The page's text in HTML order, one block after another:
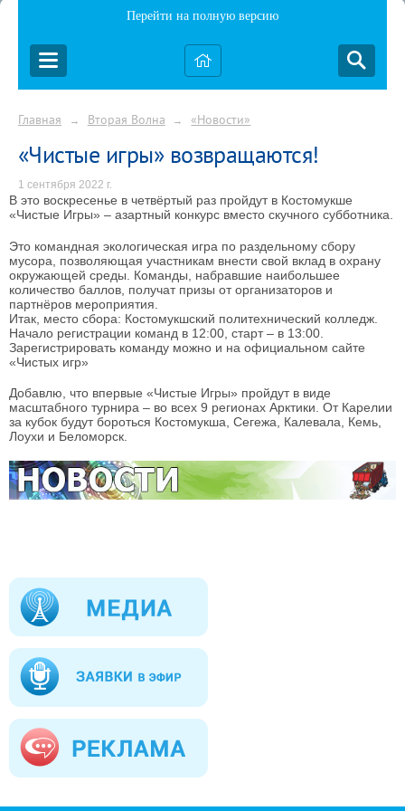
Перейти на полную версию
Главная → Вторая Волна → «Новости»
«Чистые игры» возвращаются!
1 сентября 2022 г.
В это воскресенье в четвёртый раз пройдут в Костомукше
«Чистые Игры» – азартный конкурс вместо скучного субботника.
Это командная экологическая игра по раздельному сбору
мусора, позволяющая участникам внести свой вклад в охрану
окружающей среды. Команды, набравшие наибольшее
количество баллов, получат призы от организаторов и
партнёров мероприятия.
Итак, место сбора: Костомукшский политехнический колледж.
Начало регистрации команд в 12:00, старт – в 13:00.
Зарегистрировать команду можно и на официальном сайте
«Чистых игр»
Добавлю, что впервые «Чистые Игры» пройдут в виде
масштабного турнира – во всех 9 регионах Арктики. От Карелии
за кубок будут бороться Костомукша, Сегежа, Калевала, Кемь,
Лоухи и Беломорск.